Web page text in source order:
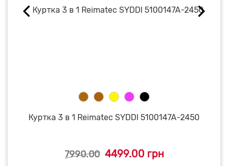
Куртка 3 в 1 Reimatec SYDDI 5100147A-2450
7990.00 4499.00 грн